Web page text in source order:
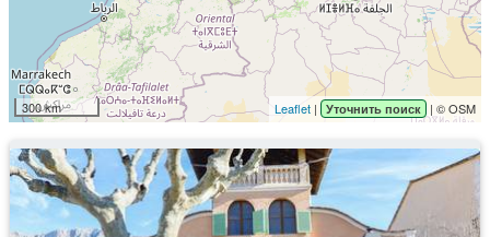
300 km Leaflet | Уточнить поиск | © OSM